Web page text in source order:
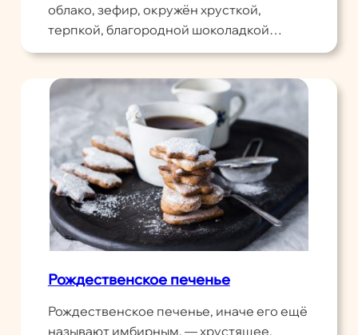
облако, зефир, окружён хрусткой,
терпкой, благородной шоколадкой…
Рождественское печенье
Рождественское печенье, иначе его ещё
называют имбирным, — хрустящее,